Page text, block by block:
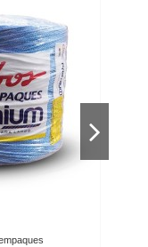
Piolas Trenzadas